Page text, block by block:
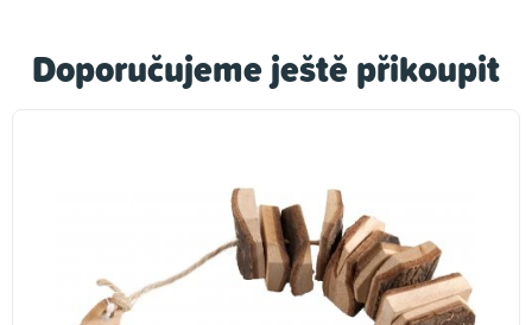
Doporučujeme ještě přikoupit